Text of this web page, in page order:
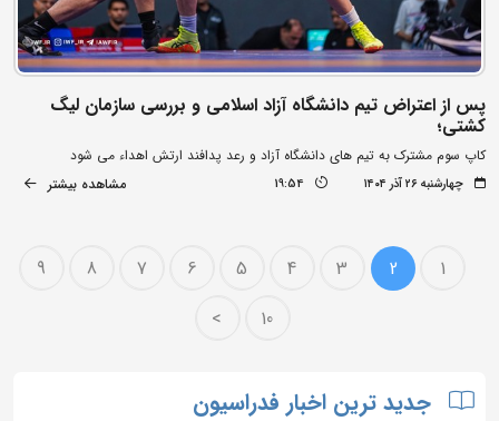
پس از اعتراض تیم دانشگاه آزاد اسلامی و بررسی سازمان لیگ
کشتی؛
کاپ سوم مشترک به تیم های دانشگاه آزاد و رعد پدافند ارتش اهداء می شود
چهارشنبه ۲۶ آذر ۱۴۰۴ 19:54 مشاهده بیشتر
1
2
3
4
5
6
7
8
9
10
>
جدید ترین اخبار فدراسیون